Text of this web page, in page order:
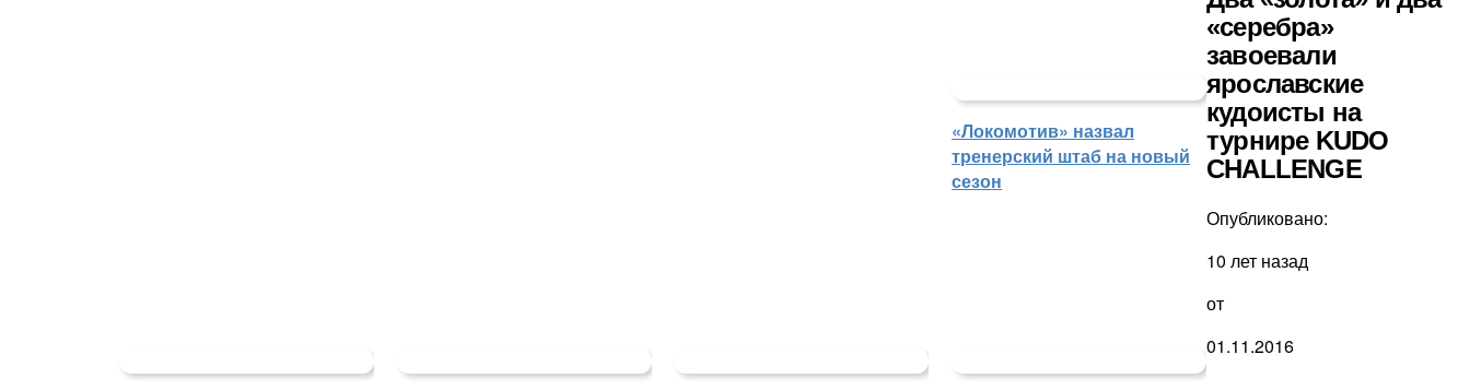
«Локомотив» назвал
тренерский штаб на новый
сезон
«серебра»
завоевали
ярославские
кудоисты на
турнире KUDO
CHALLENGE
Опубликовано:
10 лет назад
от
01.11.2016